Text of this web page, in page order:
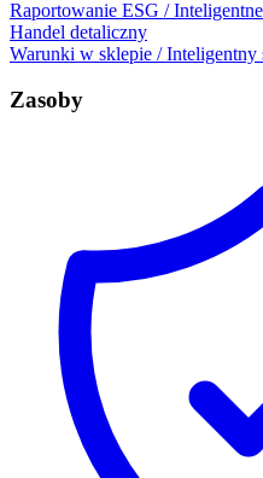
Raportowanie ESG /
Handel detaliczny
Warunki w sklepie / Inteligentny
Zasoby